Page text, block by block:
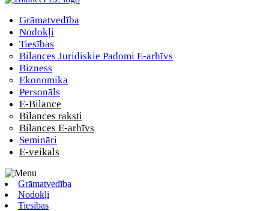
Grāmatvedība
Nodokļi
Tiesības
Bilances Juridiskie Padomi E-arhīvs
Bizness
Ekonomika
Personāls
E-Bilance
Bilances raksti
Bilances E-arhīvs
Semināri
E-veikals
Grāmatvedība
Nodokļi
Tiesības